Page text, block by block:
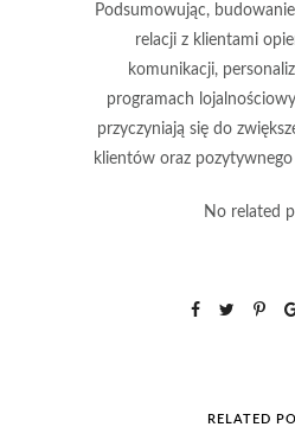
Podsumowując,
relacji z klientami
komunikacji,
programach
przyczyniają się do
klientów oraz
No related
RELATED